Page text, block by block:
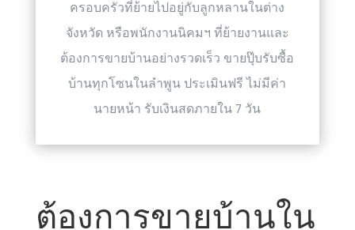
ครอบครัวที่ย้ายไปอยู่กับลูกหลานในต่าง
จังหวัด หรือพนักงานนิคมฯ ที่ย้ายงานและ
ต้องการขายบ้านอย่างรวดเร็ว ขายปุ๊บรับซื้อ
บ้านทุกโซนในลำพูน ประเมินฟรี ไม่มีค่า
นายหน้า รับเงินสดภายใน 7 วัน
ต้องการขายบ้านใน